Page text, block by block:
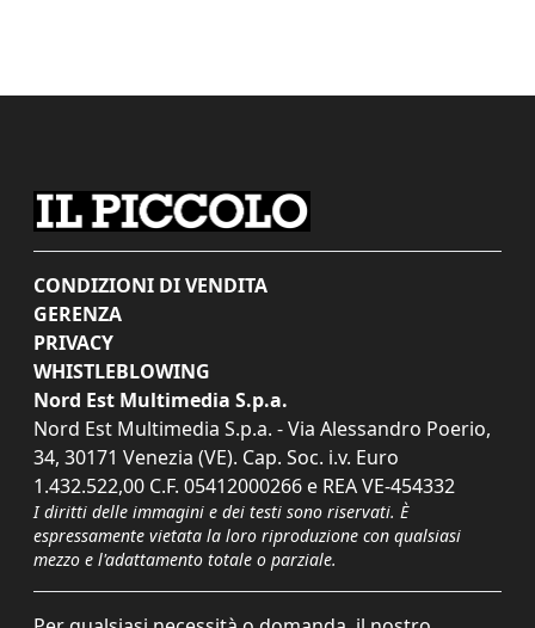
CONDIZIONI DI VENDITA
GERENZA
PRIVACY
WHISTLEBLOWING
Nord Est Multimedia S.p.a.
Nord Est Multimedia S.p.a. - Via Alessandro Poerio,
34, 30171 Venezia (VE). Cap. Soc. i.v. Euro
1.432.522,00 C.F. 05412000266 e REA VE-454332
I diritti delle immagini e dei testi sono riservati. È
espressamente vietata la loro riproduzione con qualsiasi
mezzo e l'adattamento totale o parziale.